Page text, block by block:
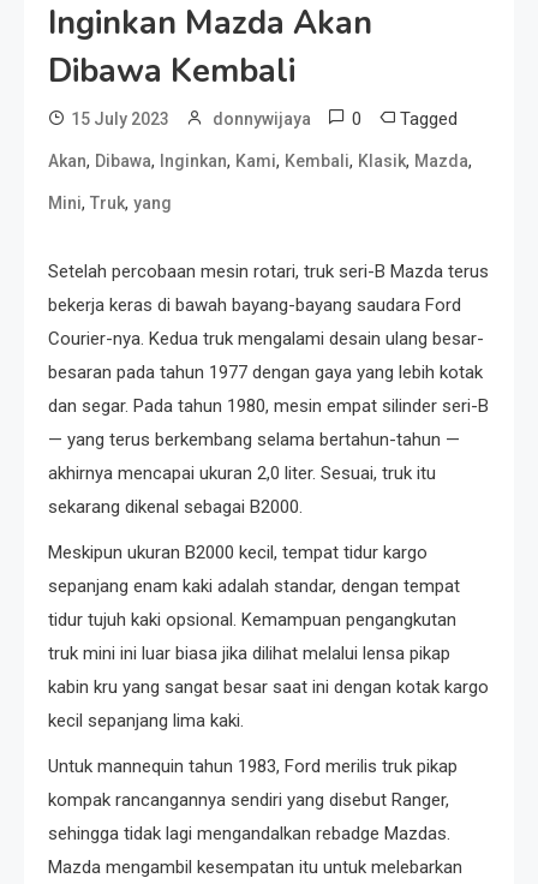
Inginkan Mazda Akan
Dibawa Kembali
15 July 2023 donnywijaya 0 Tagged
Akan, Dibawa, Inginkan, Kami, Kembali, Klasik, Mazda,
Mini, Truk, yang
Setelah percobaan mesin rotari, truk seri-B Mazda terus
bekerja keras di bawah bayang-bayang saudara Ford
Courier-nya. Kedua truk mengalami desain ulang besar-
besaran pada tahun 1977 dengan gaya yang lebih kotak
dan segar. Pada tahun 1980, mesin empat silinder seri-B
— yang terus berkembang selama bertahun-tahun —
akhirnya mencapai ukuran 2,0 liter. Sesuai, truk itu
sekarang dikenal sebagai B2000.
Meskipun ukuran B2000 kecil, tempat tidur kargo
sepanjang enam kaki adalah standar, dengan tempat
tidur tujuh kaki opsional. Kemampuan pengangkutan
truk mini ini luar biasa jika dilihat melalui lensa pikap
kabin kru yang sangat besar saat ini dengan kotak kargo
kecil sepanjang lima kaki.
Untuk mannequin tahun 1983, Ford merilis truk pikap
kompak rancangannya sendiri yang disebut Ranger,
sehingga tidak lagi mengandalkan rebadge Mazdas.
Mazda mengambil kesempatan itu untuk melebarkan